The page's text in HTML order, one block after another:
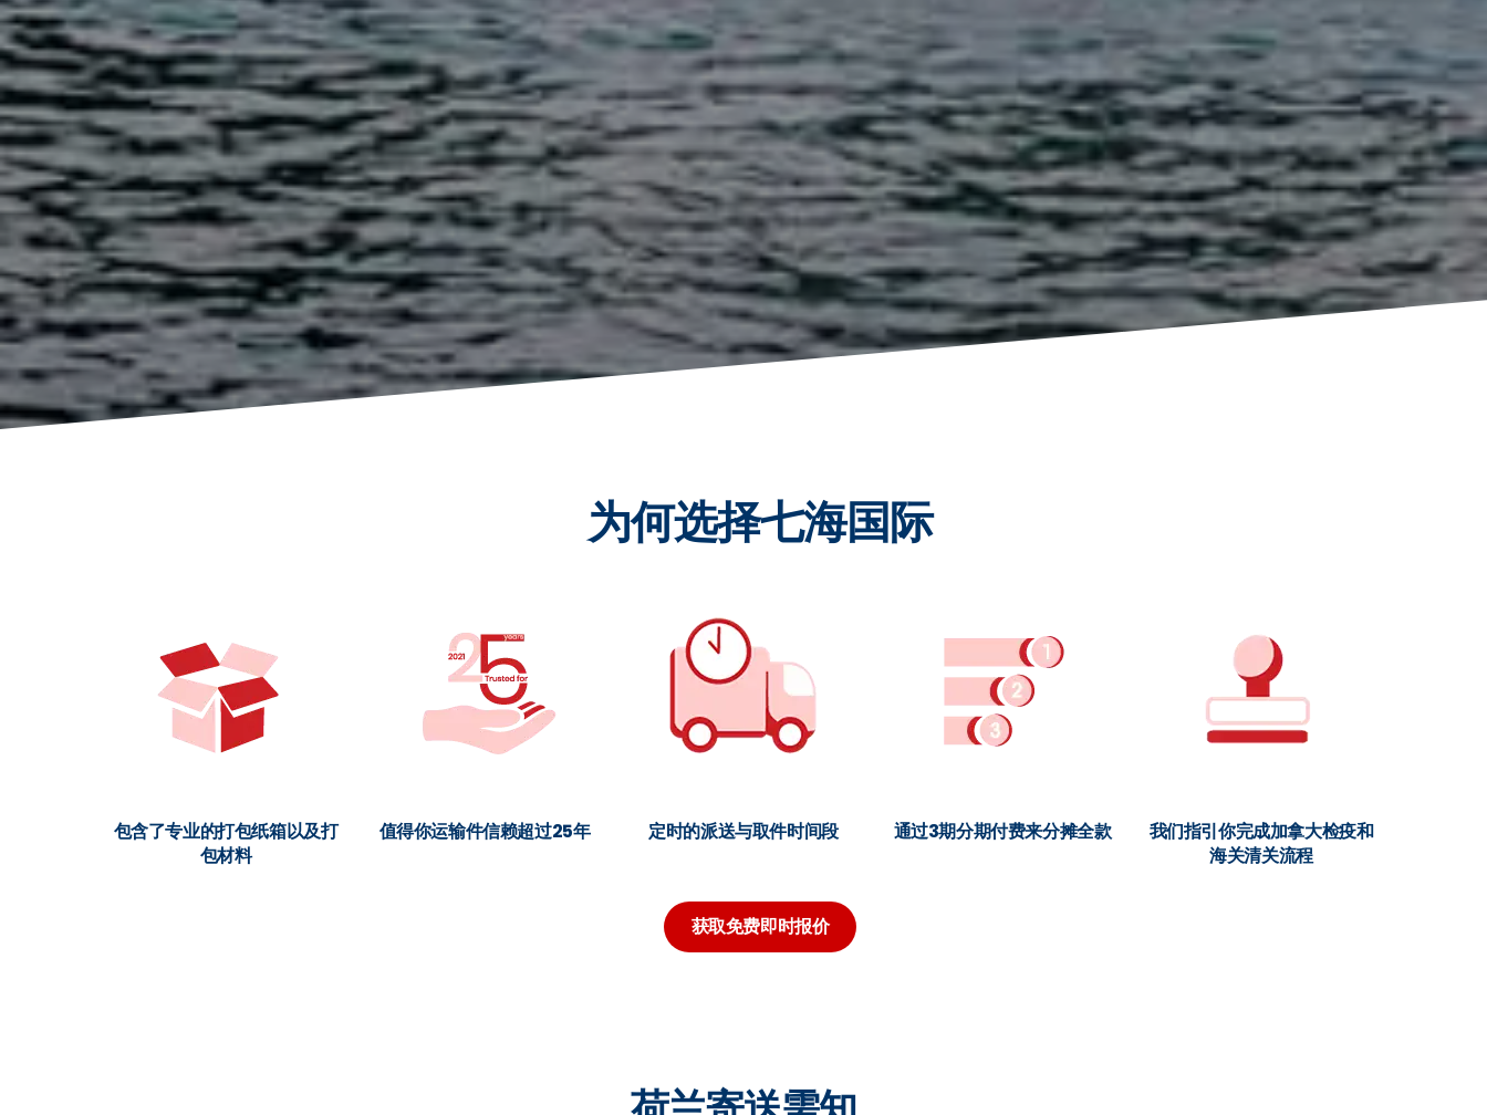
为何选择七海国际
包含了专业的打包纸箱以及打
包材料
值得你运输件信赖超过25年 定时的派送与取件时间段 通过3期分期付费来分摊全款
我们指引你完成加拿大检疫和
海关清关流程
获取免费即时报价